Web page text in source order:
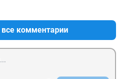
все комментарии